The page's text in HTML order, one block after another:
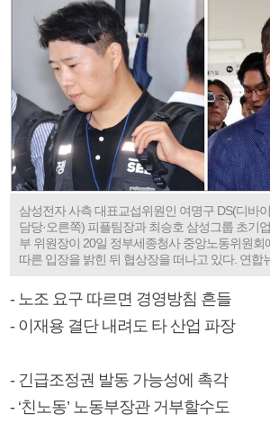
삼성전자 사측 대표교섭위원인 여명구 DS(디바
담당·오른쪽) 피플팀장과 최승호 삼성그룹 초기
부 위원장이 20일 정부세종청사 중앙노동위원회
따른 입장을 밝힌 뒤 협상장을 떠나고 있다. 연합
- 노조 요구 따르면 경영방침 흔들
- 이재용 결단 내려도 타 산업 파장
- 긴급조정권 발동 가능성에 촉각
- ‘친노동’ 노동부장관 거부할수도